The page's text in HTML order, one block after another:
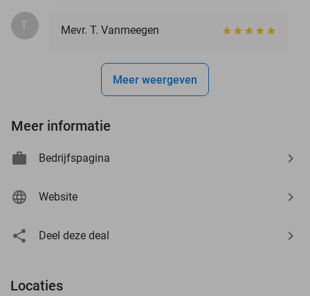
T. Mevr. T. Vanmeegen
Meer weergeven
Meer informatie
Bedrijfspagina
Website
Deel deze deal
Locaties